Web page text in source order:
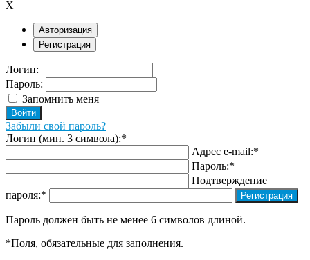
X
Авторизация
Регистрация
Логин:
Пароль:
Запомнить меня
Забыли свой пароль?
Логин (мин. 3 символа):*
Адрес e-mail:*
Пароль:*
Подтверждение
пароля:*
Пароль должен быть не менее 6 символов длиной.
*Поля, обязательные для заполнения.